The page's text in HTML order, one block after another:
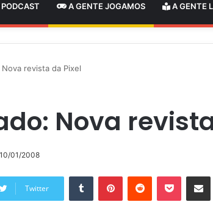
A GENTE JOGAMOS A GENTE
revista da Pixel
Nova
10/01/2008
Twitter